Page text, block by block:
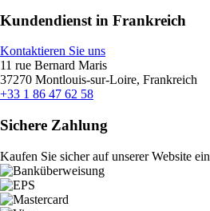
Kundendienst in Frankreich
Kontaktieren Sie uns
11 rue Bernard Maris
37270 Montlouis-sur-Loire, Frankreich
+33 1 86 47 62 58
Sichere Zahlung
Kaufen Sie sicher auf unserer Website ein